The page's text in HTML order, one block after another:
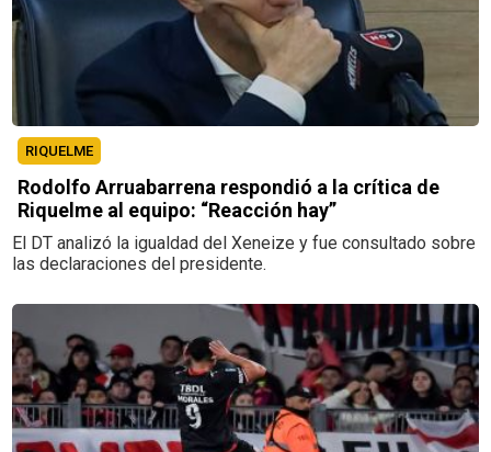
RIQUELME
Rodolfo Arruabarrena respondió a la crítica de
Riquelme al equipo: “Reacción hay”
El DT analizó la igualdad del Xeneize y fue consultado sobre
las declaraciones del presidente.